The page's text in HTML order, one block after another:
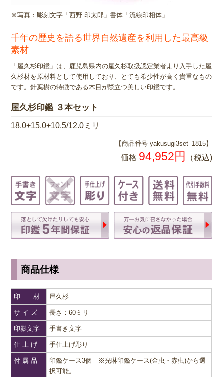
※写真：彫刻文字「西野 印太郎」書体「流線印相体」
千年の歴史を語る世界自然遺産を利用した最高級
素材
「屋久杉印鑑」は、鹿児島県内の屋久杉取扱認定業者より入手した屋
久杉材を原材料として使用しており、とても希少性が高く貴重なもの
です。針葉樹の特徴である木目が際立つ美しい印鑑です。
屋久杉印鑑 ３本セット
18.0+15.0+10.5/12.0ミリ
【商品番号 yakusugi3set_1815】
価格 94,952円 （税込)
商品仕様
印 材 屋久杉
サ イ ズ 長さ：60ミリ
印影文字 手書き文字
仕 上 げ 手仕上げ彫り
付 属 品
印鑑ケース3個 ※光琳印鑑ケース(金虫・赤虫)から選
択可能。